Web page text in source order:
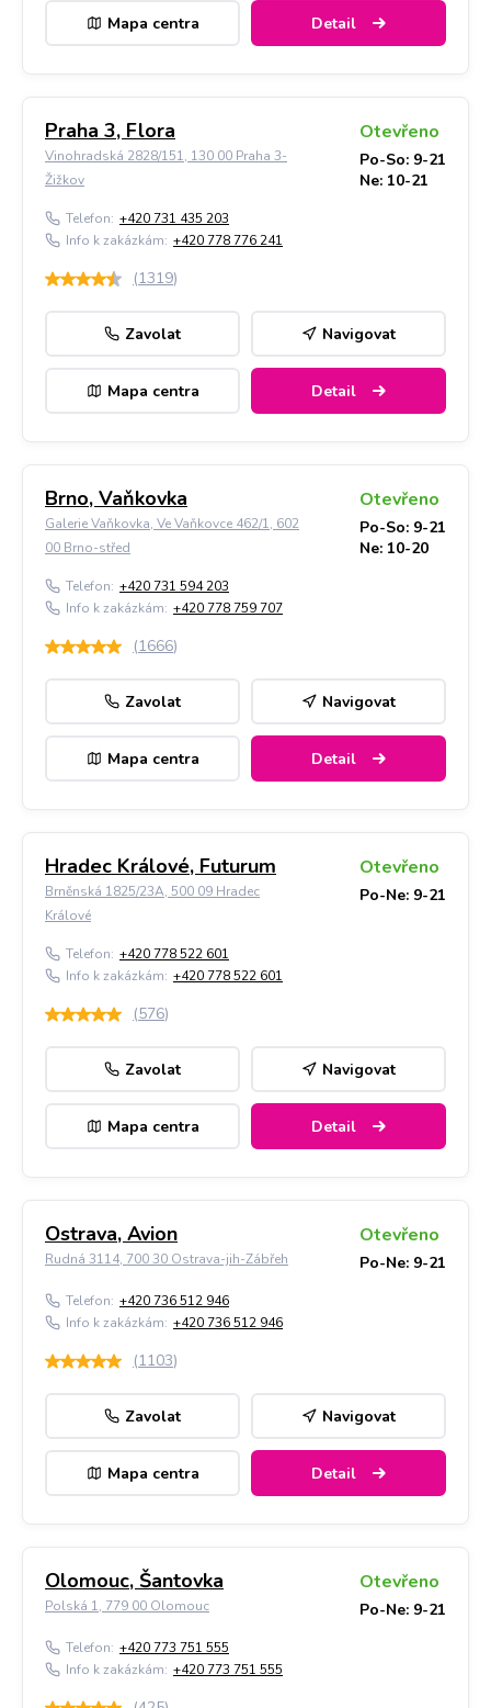
Mapa centra Detail
Praha 3, Flora
Vinohradská 2828/151, 130 00 Praha 3-
Žižkov
Otevřeno
Po-So: 9-21
Ne: 10-21
Telefon: +420 731 435 203
Info k zakázkám: +420 778 776 241
(1319)
Zavolat Navigovat
Mapa centra Detail
Brno, Vaňkovka
Galerie Vaňkovka, Ve Vaňkovce 462/1, 602
00 Brno-střed
Otevřeno
Po-So: 9-21
Ne: 10-20
Telefon: +420 731 594 203
Info k zakázkám: +420 778 759 707
(1666)
Zavolat Navigovat
Mapa centra Detail
Hradec Králové, Futurum
Brněnská 1825/23A, 500 09 Hradec
Králové
Otevřeno
Po-Ne: 9-21
Telefon: +420 778 522 601
Info k zakázkám: +420 778 522 601
(576)
Zavolat Navigovat
Mapa centra Detail
Ostrava, Avion
Rudná 3114, 700 30 Ostrava-jih-Zábřeh
Otevřeno
Po-Ne: 9-21
Telefon: +420 736 512 946
Info k zakázkám: +420 736 512 946
(1103)
Zavolat Navigovat
Mapa centra Detail
Olomouc, Šantovka
Polská 1, 779 00 Olomouc
Otevřeno
Po-Ne: 9-21
Telefon: +420 773 751 555
Info k zakázkám: +420 773 751 555